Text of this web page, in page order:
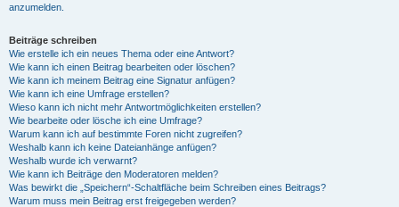
anzumelden.
Beiträge schreiben
Wie erstelle ich ein neues Thema oder eine Antwort?
Wie kann ich einen Beitrag bearbeiten oder löschen?
Wie kann ich meinem Beitrag eine Signatur anfügen?
Wie kann ich eine Umfrage erstellen?
Wieso kann ich nicht mehr Antwortmöglichkeiten erstellen?
Wie bearbeite oder lösche ich eine Umfrage?
Warum kann ich auf bestimmte Foren nicht zugreifen?
Weshalb kann ich keine Dateianhänge anfügen?
Weshalb wurde ich verwarnt?
Wie kann ich Beiträge den Moderatoren melden?
Was bewirkt die „Speichern“-Schaltfläche beim Schreiben eines Beitrags?
Warum muss mein Beitrag erst freigegeben werden?